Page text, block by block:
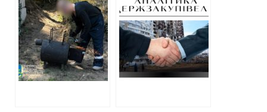
автівку
підприємця,
якого
підозрюють у
постачанні
неякісних
буржуйок
мільярда за
“непрозорими”
тендерами на
Харківщині у
травні